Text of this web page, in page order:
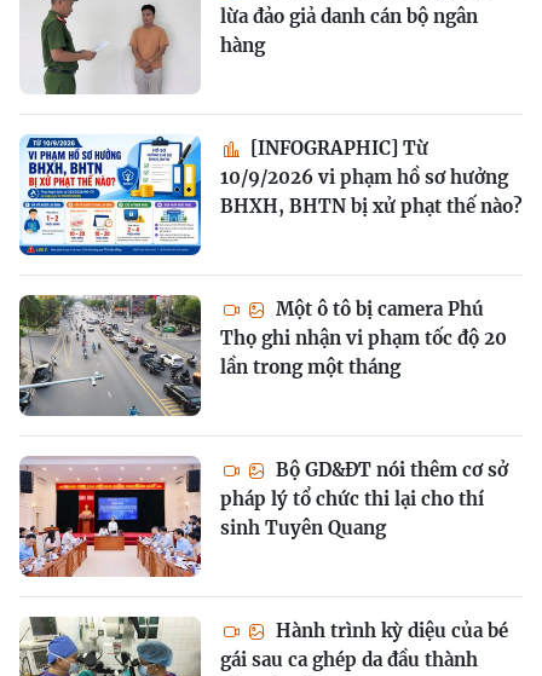
lừa đảo giả danh cán bộ ngân
hàng
[INFOGRAPHIC] Từ
10/9/2026 vi phạm hồ sơ hưởng
BHXH, BHTN bị xử phạt thế nào?
Một ô tô bị camera Phú
Thọ ghi nhận vi phạm tốc độ 20
lần trong một tháng
Bộ GD&ĐT nói thêm cơ sở
pháp lý tổ chức thi lại cho thí
sinh Tuyên Quang
Hành trình kỳ diệu của bé
gái sau ca ghép da đầu thành